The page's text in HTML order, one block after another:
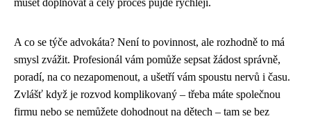
A co se týče advokáta? Není to povinnost, ale rozhodně to má
smysl zvážit. Profesionál vám pomůže sepsat žádost správně,
poradí, na co nezapomenout, a ušetří vám spoustu nervů i času.
Zvlášť když je rozvod komplikovaný – třeba máte společnou
firmu nebo se nemůžete dohodnout na dětech – tam se bez